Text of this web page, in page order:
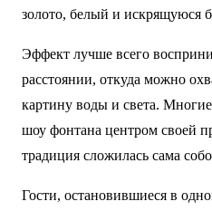
золото, белый и искрящуюся
Эффект лучше всего
расстоянии, откуда можно
картину воды и света.
шоу фонтана центром своей
традиция сложилась сама
Гости, остановившиеся в